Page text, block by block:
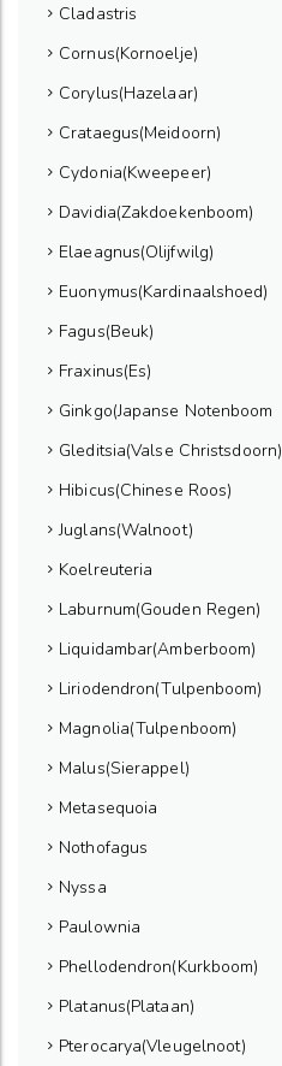
Cladastris
Cornus(Kornoelje)
Corylus(Hazelaar)
Crataegus(Meidoorn)
Cydonia(Kweepeer)
Davidia(Zakdoekenboom)
Elaeagnus(Olijfwilg)
Euonymus(Kardinaalshoed)
Fagus(Beuk)
Fraxinus(Es)
Ginkgo(Japanse Notenboom
Gleditsia(Valse Christsdoorn)
Hibicus(Chinese Roos)
Juglans(Walnoot)
Koelreuteria
Laburnum(Gouden Regen)
Liquidambar(Amberboom)
Liriodendron(Tulpenboom)
Magnolia(Tulpenboom)
Malus(Sierappel)
Metasequoia
Nothofagus
Nyssa
Paulownia
Phellodendron(Kurkboom)
Platanus(Plataan)
Pterocarya(Vleugelnoot)